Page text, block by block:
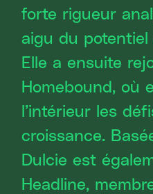
forte rigueur
aigu du
Elle a ensuite
Homebound, où
l’intérieur les
croissance.
Dulcie est
Headline,